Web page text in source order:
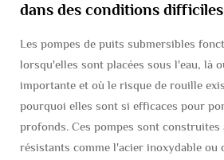
dans des conditions difficiles
Les pompes de puits submersibles
lorsqu'elles sont placées sous l'eau, là
importante et où le risque de rouille
pourquoi elles sont si efficaces pour
profonds. Ces pompes sont construites
résistants comme l'acier inoxydable ou